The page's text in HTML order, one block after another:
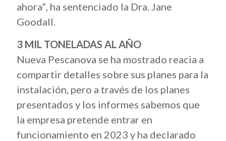
ahora”, ha sentenciado la Dra. Jane
Goodall.
3 MIL TONELADAS AL AÑO
Nueva Pescanova se ha mostrado reacia a
compartir detalles sobre sus planes para la
instalación, pero a través de los planes
presentados y los informes sabemos que
la empresa pretende entrar en
funcionamiento en 2023 y ha declarado